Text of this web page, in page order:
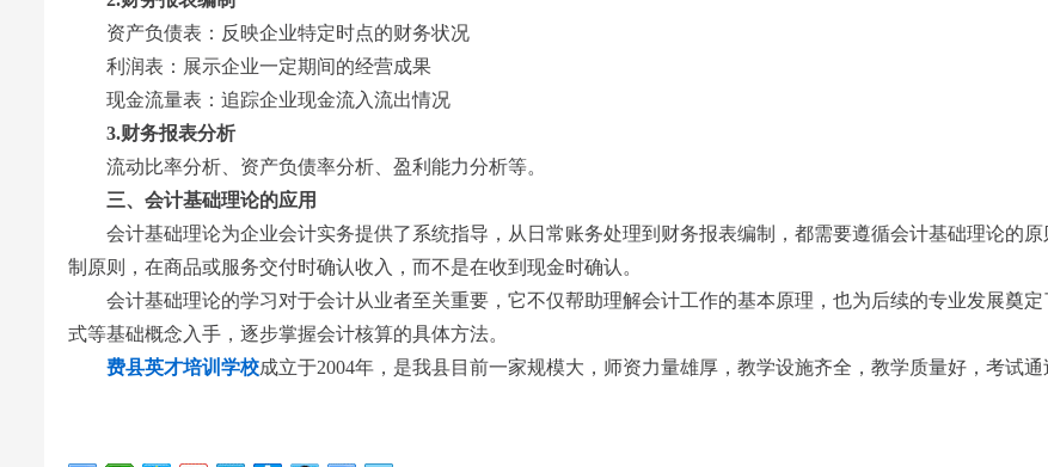
资产负债表‌：反映企业特定时点的财务状况
利润表‌：展示企业一定期间的经营成果
现金流量表‌：追踪企业现金流入流出情况
3.财务报表分析
流动比率分析、资产负债率分析、盈利能力分析等。
三、会计基础理论的应用
会计基础理论为企业会计实务提供了系统指导，从日常账务处理到财务报表编制，都需要遵循会计基础理论的原
制原则，在商品或服务交付时确认收入，而不是在收到现金时确认。
会计基础理论的学习对于会计从业者至关重要，它不仅帮助理解会计工作的基本原理，也为后续的专业发展奠
式等基础概念入手，逐步掌握会计核算的具体方法。
费县英才培训学校成立于2004年，是我县目前一家规模大，师资力量雄厚，教学设施齐全，教学质量好，考试通